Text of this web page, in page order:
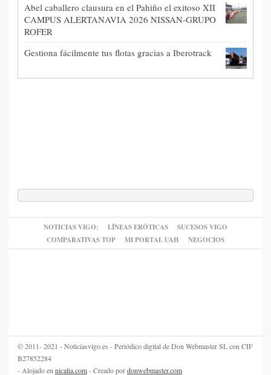
Abel caballero clausura en el Pahiño el exitoso XII
CAMPUS ALERTANAVIA 2026 NISSAN-GRUPO
ROFER
Gestiona fácilmente tus flotas gracias a Iberotrack
NOTICIAS VIGO: LÍNEAS ERÓTICAS
SUCESOS VIGO
COMPARATIVAS TOP
MI PORTAL UAH NEGOCIOS
© 2011- 2021 - Noticiasvigo.es - Periódico digital de Don Webmaster SL con CIF
B27852284
- Alojado en nicalia.com- Creado pordonwebmaster.com